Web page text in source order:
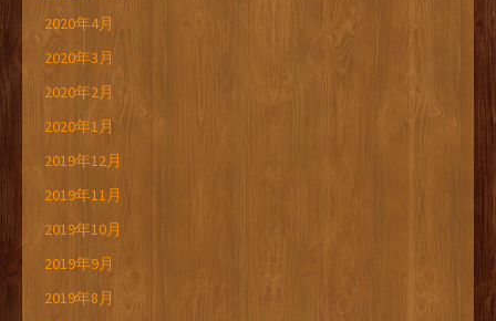
2020年4月
2020年3月
2020年2月
2020年1月
2019年12月
2019年11月
2019年10月
2019年9月
2019年8月